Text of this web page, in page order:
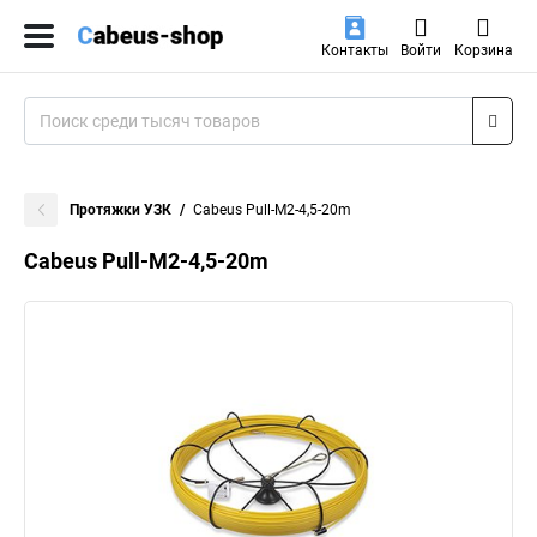
Контакты Войти Корзина
Протяжки УЗК Cabeus Pull-M2-4,5-20m
Cabeus Pull-M2-4,5-20m